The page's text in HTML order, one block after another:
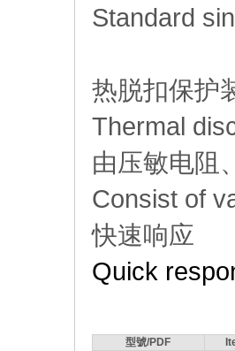
Standard
热脱扣保护
Thermal
由压敏电阻
Consist of
快速响应
Quick
型號/PDF